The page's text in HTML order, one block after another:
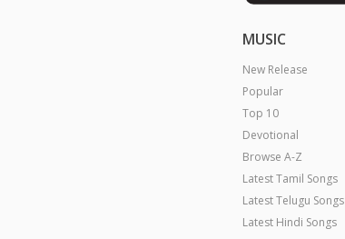
MUSIC
New Release
Popular
Top 10
Devotional
Browse A-Z
Latest Tamil Songs
Latest Telugu Songs
Latest Hindi Songs